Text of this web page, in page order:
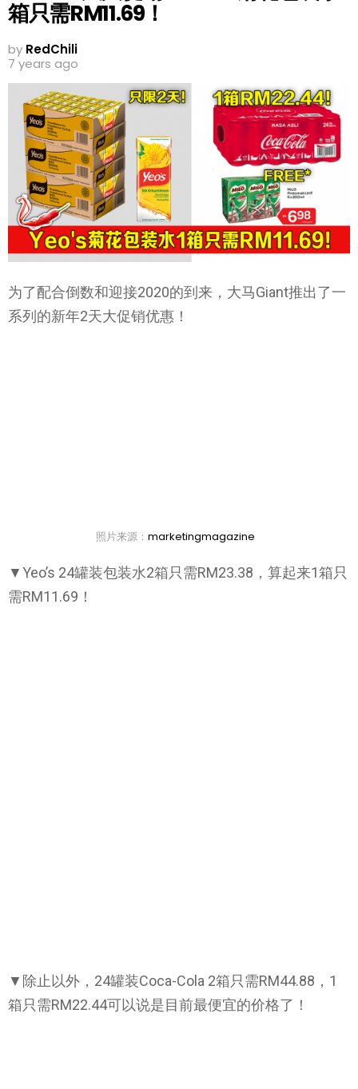
箱只需RM11.69！
by RedChili
7 years ago
为了配合倒数和迎接2020的到来，大马Giant推出了一
系列的新年2天大促销优惠！
照片来源： marketingmagazine
▼Yeo’s 24罐装包装水2箱只需RM23.38，算起来1箱只
需RM11.69！
▼除止以外，24罐装Coca-Cola 2箱只需RM44.88，1
箱只需RM22.44可以说是目前最便宜的价格了！